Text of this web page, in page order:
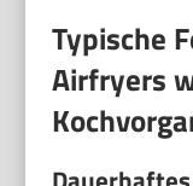
Typische
Airfryers